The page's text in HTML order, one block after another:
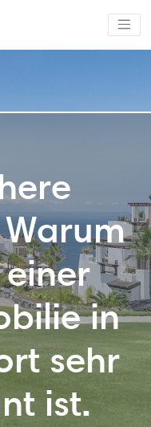
in
sehr
ist.